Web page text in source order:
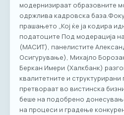
модернизираат образовните
одржлива кадровска
прашањето „Кој ќе ја кодира
податоците Под модерација
(МАСИТ), панелистите
Осигурување), Михајло
Беркан Имери (Халкбанк)
квалитетните и
претвораат во вистинска
беше на подобрено
на процеси и градење